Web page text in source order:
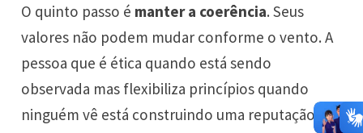
O quinto passo é manter a coerência. Seus
valores não podem mudar conforme o vento. A
pessoa que é ética quando está sendo
observada mas flexibiliza princípios quando
ninguém vê está construindo uma reputação